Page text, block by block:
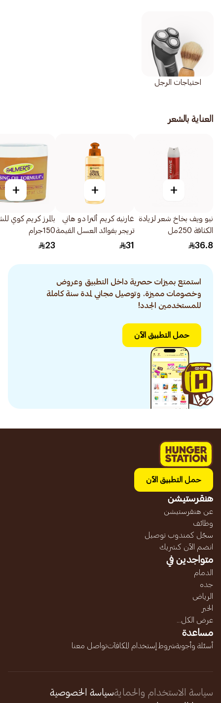
احتياجات الرجل
العناية بالشعر
+
نيو ويف بخاخ شعر لزيادة
الكثافة 250مل
36.8
+
غارنيه كريم ألترا دو هاني
تريجر بفوائد العسل القيمة
للشعر 200مل
31
+
بالمرز كريم كوي
150جرام
23
استمتع بميزات حصرية داخل التطبيق وعروض
وخصومات مميزة. وتوصيل مجاني لمدة سنة كاملة
للمستخدمين الجدد!
حمل التطبيق الآن
حمل التطبيق الآن
هنقرستيشن
عن هنقرستيشن
وظائف
سجّل كمندوب توصيل
انضم الآن كشريك
متواجدين في
الدمام
جده
الرياض
الخبر
عرض الكل...
مساعدة
أسئلة وأجوبةشروط إستخدام المكافآتتواصل معنا
سياسة الاستخدام والحمايةسياسة الخصوصية